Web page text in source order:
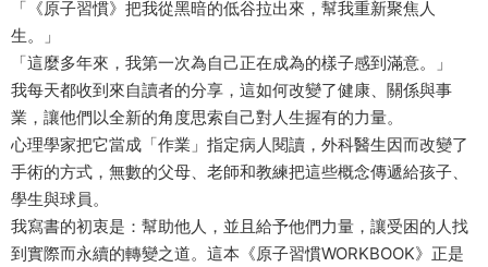
「《原子習慣》把我從黑暗的低谷拉出來，幫我重新聚焦人
生。」
「這麼多年來，我第一次為自己正在成為的樣子感到滿意。」
我每天都收到來自讀者的分享，這如何改變了健康、關係與事
業，讓他們以全新的角度思索自己對人生握有的力量。
心理學家把它當成「作業」指定病人閱讀，外科醫生因而改變了
手術的方式，無數的父母、老師和教練把這些概念傳遞給孩子、
學生與球員。
我寫書的初衷是：幫助他人，並且給予他們力量，讓受困的人找
到實際而永續的轉變之道。這本《原子習慣WORKBOOK》正是